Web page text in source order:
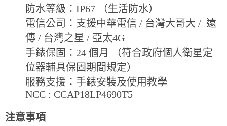
防水等級： IP67
（生活防水）
電信公司：支援中華電信 / 台灣大哥大 / 遠
傳 / 台灣之星 / 亞太4G
手錶保固： 24 個月
（符合政府個人衛星定
位器輔具保固期間規定）
服務支援：手錶安裝及使用教學
NCC : CCAP18LP4690T5
注意事項